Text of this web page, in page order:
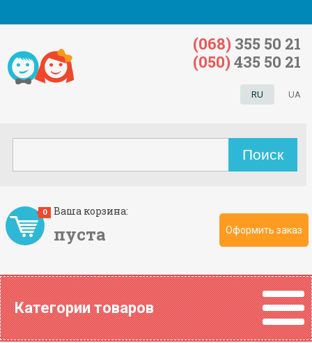
Ваша корзина:
пуста
0
Оформить заказ
RU UA
(068) 355 50 21
(050) 435 50 21
Категории товаров